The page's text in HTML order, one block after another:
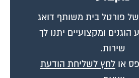
של פורטל בית משותף דואג
ומקצועיים יתנו לך
שירות.
אולחץ לשליחת הודעת
ווצאפ